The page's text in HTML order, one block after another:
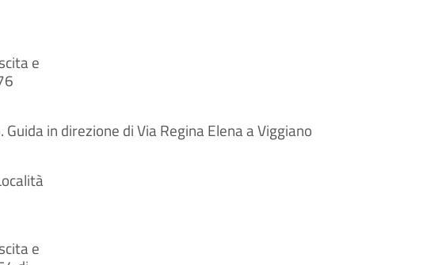
e
. Guida in direzione diVia Regina ElenaaViggiano
e